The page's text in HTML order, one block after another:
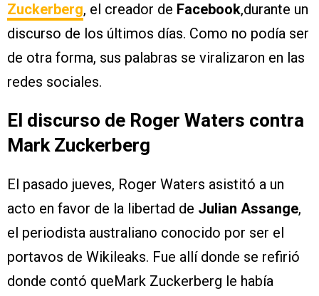
Zuckerberg, el creador de Facebook,durante un
discurso de los últimos días. Como no podía ser
de otra forma, sus palabras se viralizaron en las
redes sociales.
El discurso de Roger Waters contra
Mark Zuckerberg
El pasado jueves, Roger Waters asistitó a un
acto en favor de la libertad de Julian Assange,
el periodista australiano conocido por ser el
portavos de Wikileaks. Fue allí donde se refirió
donde contó queMark Zuckerberg le había